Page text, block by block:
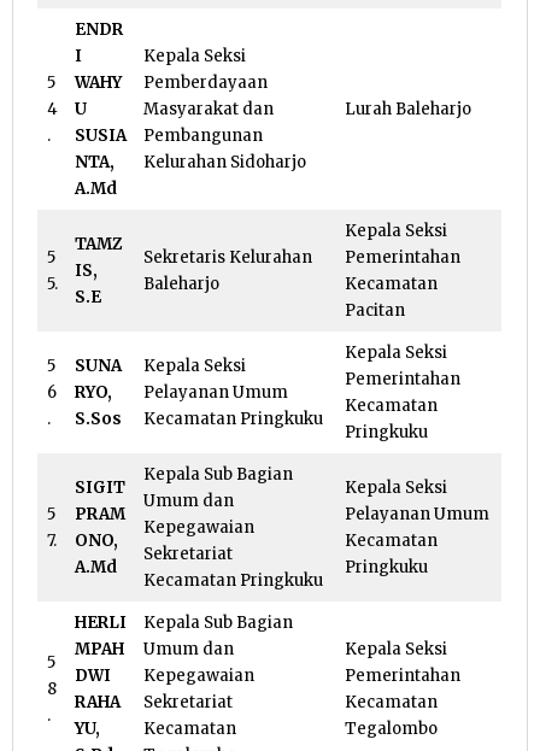
5
4
.
ENDR
I
WAHY
U
SUSIA
NTA,
A.Md
Kepala Seksi
Pemberdayaan
Masyarakat dan
Pembangunan
Kelurahan Sidoharjo
Lurah Baleharjo
5
5.
TAMZ
IS,
S.E
Sekretaris Kelurahan
Baleharjo
Kepala Seksi
Pemerintahan
Kecamatan
Pacitan
5
6
.
SUNA
RYO,
S.Sos
Kepala Seksi
Pelayanan Umum
Kecamatan Pringkuku
Kepala Seksi
Pemerintahan
Kecamatan
Pringkuku
5
7.
SIGIT
PRAM
ONO,
A.Md
Kepala Sub Bagian
Umum dan
Kepegawaian
Sekretariat
Kecamatan Pringkuku
Kepala Seksi
Pelayanan Umum
Kecamatan
Pringkuku
5
8
.
HERLI
MPAH
DWI
RAHA
YU,
Kepala Sub Bagian
Umum dan
Kepegawaian
Sekretariat
Kecamatan
Kepala Seksi
Pemerintahan
Kecamatan
Tegalombo